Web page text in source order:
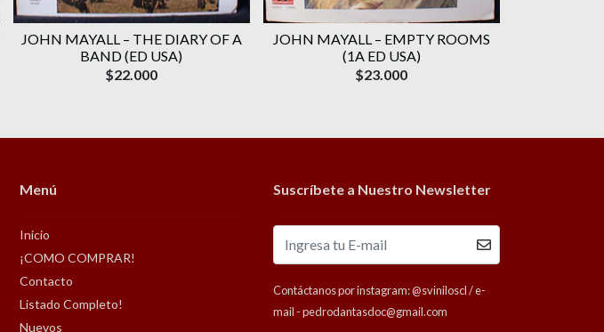
JOHN MAYALL ‎– THE DIARY OF A
BAND (ED USA)
$22.000
JOHN MAYALL ‎– EMPTY ROOMS
(1A ED USA)
$23.000
Menú
Inicio
¡COMO COMPRAR!
Contacto
Listado Completo!
Nuevos
Suscríbete a Nuestro Newsletter
Contáctanos por instagram: @sviniloscl / e-
mail - pedrodantasdoc@gmail.com